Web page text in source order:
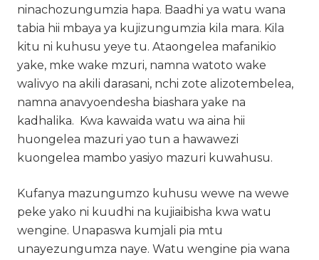
ninachozungumzia hapa. Baadhi ya watu wana
tabia hii mbaya ya kujizungumzia kila mara. Kila
kitu ni kuhusu yeye tu. Ataongelea mafanikio
yake, mke wake mzuri, namna watoto wake
walivyo na akili darasani, nchi zote alizotembelea,
namna anavyoendesha biashara yake na
kadhalika. Kwa kawaida watu wa aina hii
huongelea mazuri yao tun a hawawezi
kuongelea mambo yasiyo mazuri kuwahusu.
Kufanya mazungumzo kuhusu wewe na wewe
peke yako ni kuudhi na kujiaibisha kwa watu
wengine. Unapaswa kumjali pia mtu
unayezungumza naye. Watu wengine pia wana